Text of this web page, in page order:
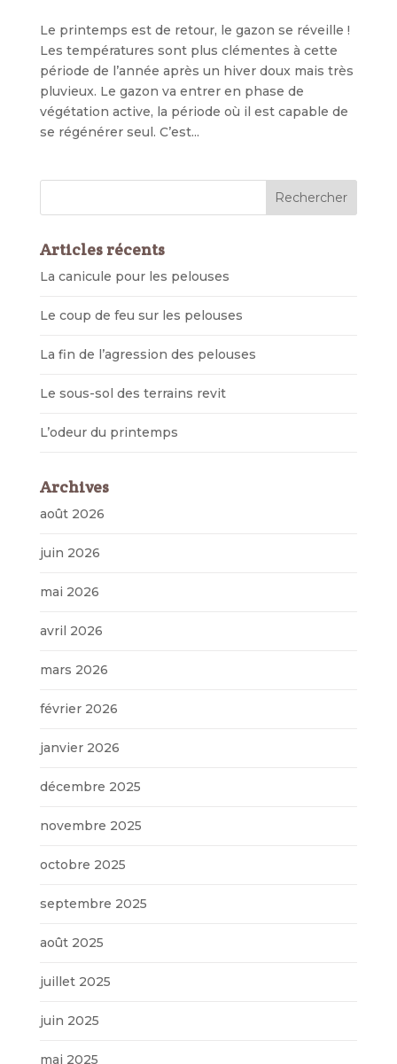
Le printemps est de retour, le gazon se réveille !
Les températures sont plus clémentes à cette
période de l’année après un hiver doux mais très
pluvieux. Le gazon va entrer en phase de
végétation active, la période où il est capable de
se régénérer seul. C’est...
Articles récents
La canicule pour les pelouses
Le coup de feu sur les pelouses
La fin de l’agression des pelouses
Le sous-sol des terrains revit
L’odeur du printemps
Archives
août 2026
juin 2026
mai 2026
avril 2026
mars 2026
février 2026
janvier 2026
décembre 2025
novembre 2025
octobre 2025
septembre 2025
août 2025
juillet 2025
juin 2025
mai 2025